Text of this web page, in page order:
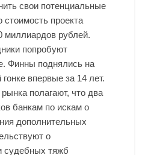
свои потенциальные
стоимость проекта
миллиардов рублей.
попробуют
Финны поднялись на
впервые за 14 лет.
полагают, что два
банкам по искам о
дополнительных
о
судебных тяжб